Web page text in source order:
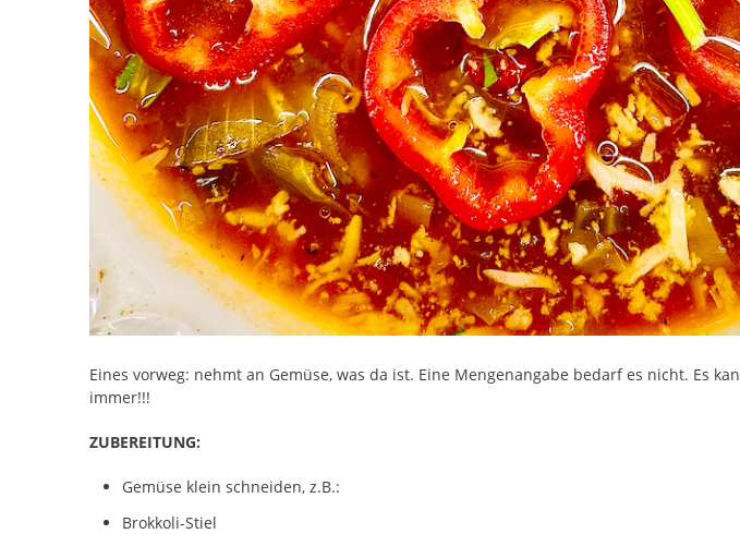
Eines vorweg: nehmt an Gemüse, was da ist. Eine Mengenangabe bedarf es nicht. Es
immer!!!
ZUBEREITUNG:
Gemüse klein schneiden, z.B.:
Brokkoli-Stiel